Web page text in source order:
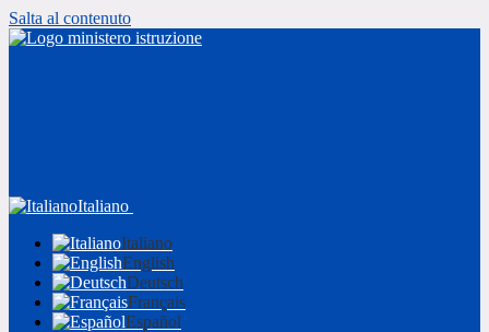
Salta al contenuto
Italiano
Italiano
English
Deutsch
Français
Español